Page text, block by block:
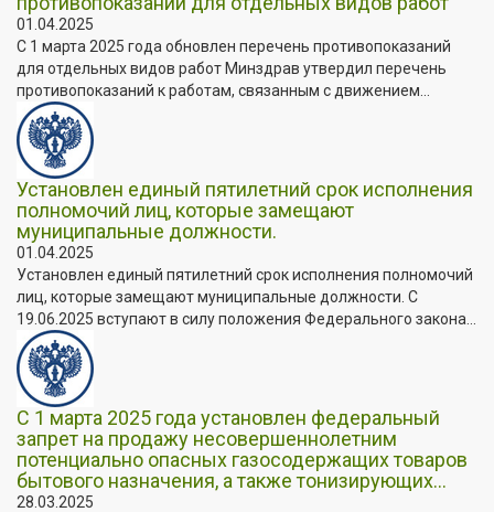
01.04.2025
С 1 марта 2025 года обновлен перечень противопоказаний
для отдельных видов работ Минздрав утвердил перечень
противопоказаний к работам, связанным с движением...
Установлен единый пятилетний срок исполнения
полномочий лиц, которые замещают
муниципальные должности.
01.04.2025
Установлен единый пятилетний срок исполнения полномочий
лиц, которые замещают муниципальные должности. C
19.06.2025 вступают в силу положения Федерального закона...
С 1 марта 2025 года установлен федеральный
запрет на продажу несовершеннолетним
потенциально опасных газосодержащих товаров
бытового назначения, а также тонизирующих...
28.03.2025